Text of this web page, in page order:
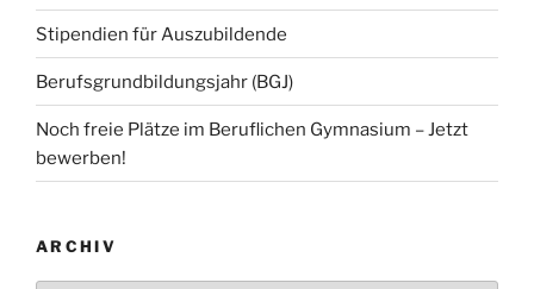
Stipendien für Auszubildende
Berufsgrundbildungsjahr (BGJ)
Noch freie Plätze im Beruflichen Gymnasium – Jetzt
bewerben!
ARCHIV